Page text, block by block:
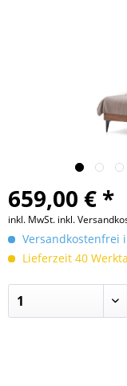
659,00 € *
inkl. MwSt. inkl.
Versandkostenfrei
Lieferzeit 40